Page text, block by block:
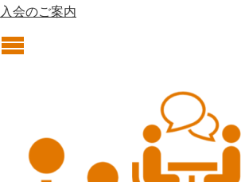
入会のご案内